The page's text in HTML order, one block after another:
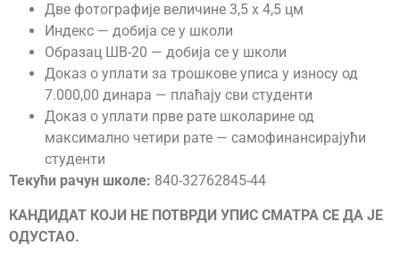
Две фотографије величине 3,5 x 4,5 цм
Индекс — добија се у школи
Образац ШВ-20 — добија се у школи
Доказ о уплати за трошкове уписа у износу од
7.000,00 динара — плаћају сви студенти
Доказ о уплати прве рате школарине од
максимално четири рате — самофинансирајући
студенти
Текући рачун школе: 840-32762845-44
КАНДИДАТ КОЈИ НЕ ПОТВРДИ УПИС СМАТРА СЕ ДА ЈЕ
ОДУСТАО.